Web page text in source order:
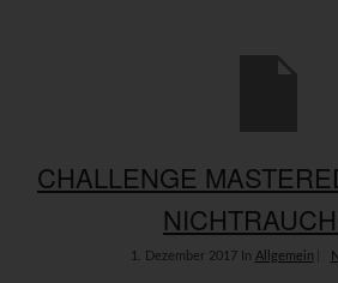
CHALLENGE
1. Dezember 2017 In Allgemein